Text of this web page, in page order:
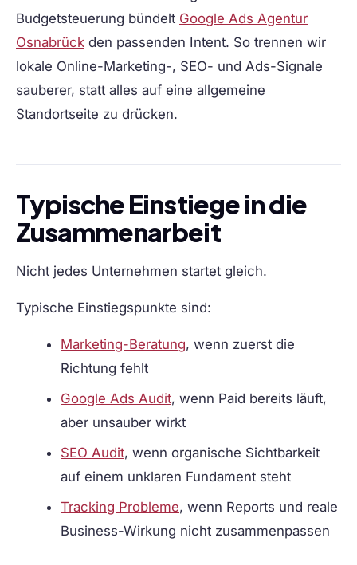
Budgetsteuerung bündelt Google Ads Agentur
Osnabrück den passenden Intent. So trennen wir
lokale Online-Marketing-, SEO- und Ads-Signale
sauberer, statt alles auf eine allgemeine
Standortseite zu drücken.
Typische Einstiege in die
Zusammenarbeit
Nicht jedes Unternehmen startet gleich.
Typische Einstiegspunkte sind:
Marketing-Beratung, wenn zuerst die
Richtung fehlt
Google Ads Audit, wenn Paid bereits läuft,
aber unsauber wirkt
SEO Audit, wenn organische Sichtbarkeit
auf einem unklaren Fundament steht
Tracking Probleme, wenn Reports und reale
Business-Wirkung nicht zusammenpassen